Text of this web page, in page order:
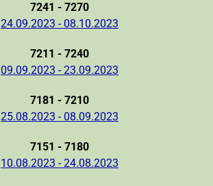
7241 - 7270
24.09.2023 - 08.10.2023
7211 - 7240
09.09.2023 - 23.09.2023
7181 - 7210
25.08.2023 - 08.09.2023
7151 - 7180
10.08.2023 - 24.08.2023